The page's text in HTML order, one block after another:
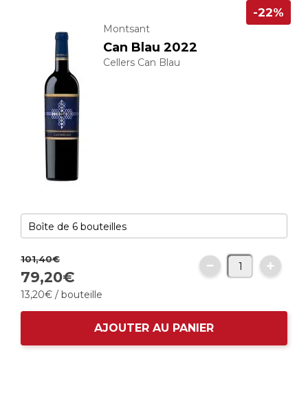
Montsant
Can Blau 2022
Cellers Can Blau
-22%
101,40€
79,20€
13,20€ / bouteille
AJOUTER AU PANIER